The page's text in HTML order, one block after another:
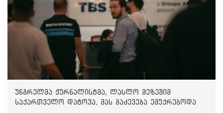
უნგრელმა ჟურნალისტმა, ლასლო მეზეშიმ
საქართველო დატოვა, მას გაძევება ემუქრებოდა